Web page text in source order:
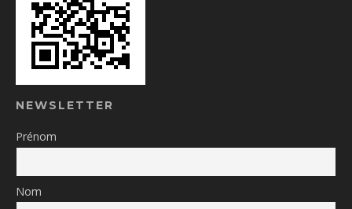
NEWSLETTER
Prénom
Nom